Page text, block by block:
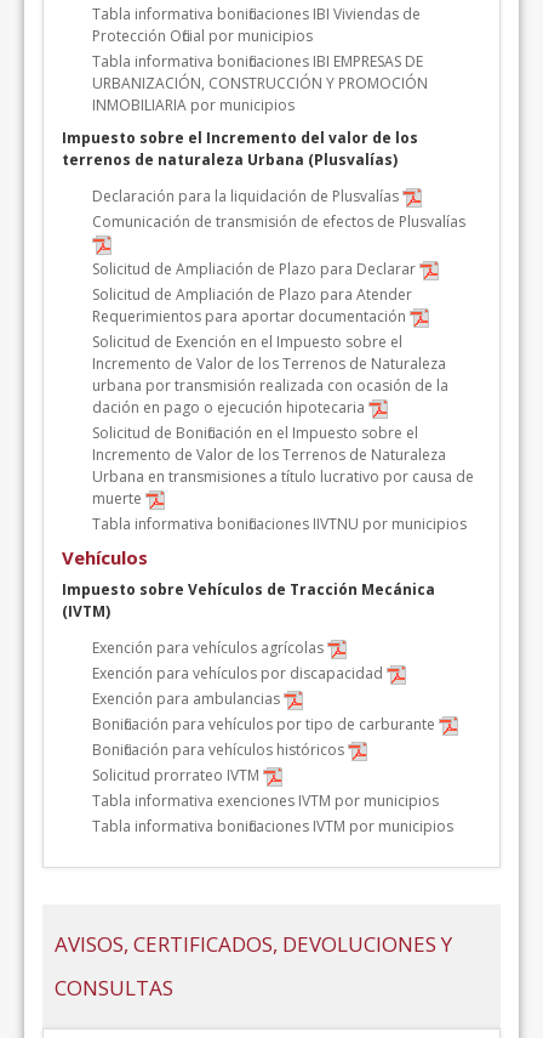
Tabla informativa bonificaciones IBI Viviendas de
Protección Oficial por municipios
Tabla informativa bonificaciones IBI EMPRESAS DE
URBANIZACIÓN, CONSTRUCCIÓN Y PROMOCIÓN
INMOBILIARIA por municipios
Impuesto sobre el Incremento del valor de los
terrenos de naturaleza Urbana (Plusvalías)
Declaración para la liquidación de Plusvalías
Comunicación de transmisión de efectos de Plusvalías
Solicitud de Ampliación de Plazo para Declarar
Solicitud de Ampliación de Plazo para Atender
Requerimientos para aportar documentación
Solicitud de Exención en el Impuesto sobre el
Incremento de Valor de los Terrenos de Naturaleza
urbana por transmisión realizada con ocasión de la
dación en pago o ejecución hipotecaria
Solicitud de Bonificación en el Impuesto sobre el
Incremento de Valor de los Terrenos de Naturaleza
Urbana en transmisiones a título lucrativo por causa de
muerte
Tabla informativa bonificaciones IIVTNU por municipios
Vehículos
Impuesto sobre Vehículos de Tracción Mecánica
(IVTM)
Exención para vehículos agrícolas
Exención para vehículos por discapacidad
Exención para ambulancias
Bonificación para vehículos por tipo de carburante
Bonificación para vehículos históricos
Solicitud prorrateo IVTM
Tabla informativa exenciones IVTM por municipios
Tabla informativa bonificaciones IVTM por municipios
AVISOS, CERTIFICADOS, DEVOLUCIONES Y
CONSULTAS